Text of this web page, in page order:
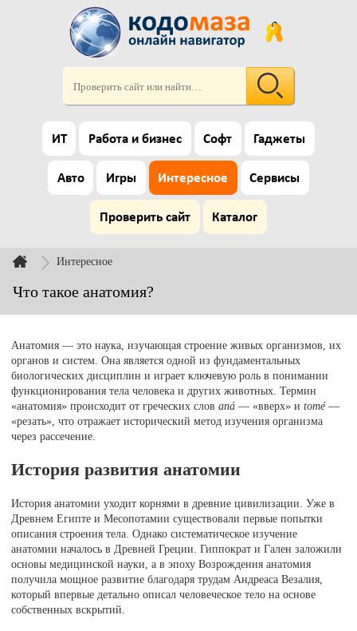
ИТ Работа и бизнес Софт Гаджеты
Авто Игры Интересное Сервисы
Проверить сайт Каталог
Интересное
Что такое анатомия?
Анатомия — это наука, изучающая строение живых организмов, их
органов и систем. Она является одной из фундаментальных
биологических дисциплин и играет ключевую роль в понимании
функционирования тела человека и других животных. Термин
«анатомия» происходит от греческих словaná — «вверх» иtomé—
«резать», что отражает исторический метод изучения организма
через рассечение.
История развития анатомии
История анатомии уходит корнями в древние цивилизации. Уже в
Древнем Египте и Месопотамии существовали первые попытки
описания строения тела. Однако систематическое изучение
анатомии началось в Древней Греции. Гиппократ и Гален заложили
основы медицинской науки, а в эпоху Возрождения анатомия
получила мощное развитие благодаря трудам Андреаса Везалия,
который впервые детально описал человеческое тело на основе
собственных вскрытий.